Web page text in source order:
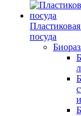
посуда